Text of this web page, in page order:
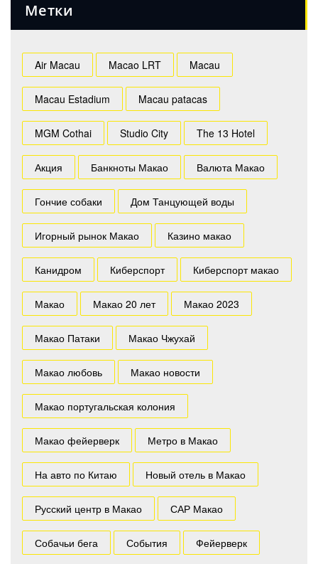
Метки
Air Macau Macao LRT Macau
Macau Estadium Macau patacas
MGM Cothai Studio City The 13 Hotel
Акция Банкноты Макао Валюта Макао
Гончие собаки Дом Танцующей воды
Игорный рынок Макао Казино макао
Канидром Киберспорт Киберспорт макао
Макао Макао 20 лет Макао 2023
Макао Патаки Макао Чжухай
Макао любовь Макао новости
Макао португальская колония
Макао фейерверк Метро в Макао
На авто по Китаю Новый отель в Макао
Русский центр в Макао САР Макао
Собачьи бега События Фейерверк